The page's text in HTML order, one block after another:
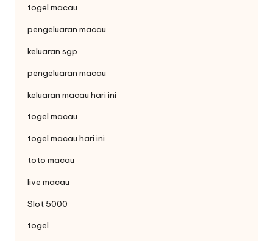
togel macau
pengeluaran macau
keluaran sgp
pengeluaran macau
keluaran macau hari ini
togel macau
togel macau hari ini
toto macau
live macau
Slot 5000
togel